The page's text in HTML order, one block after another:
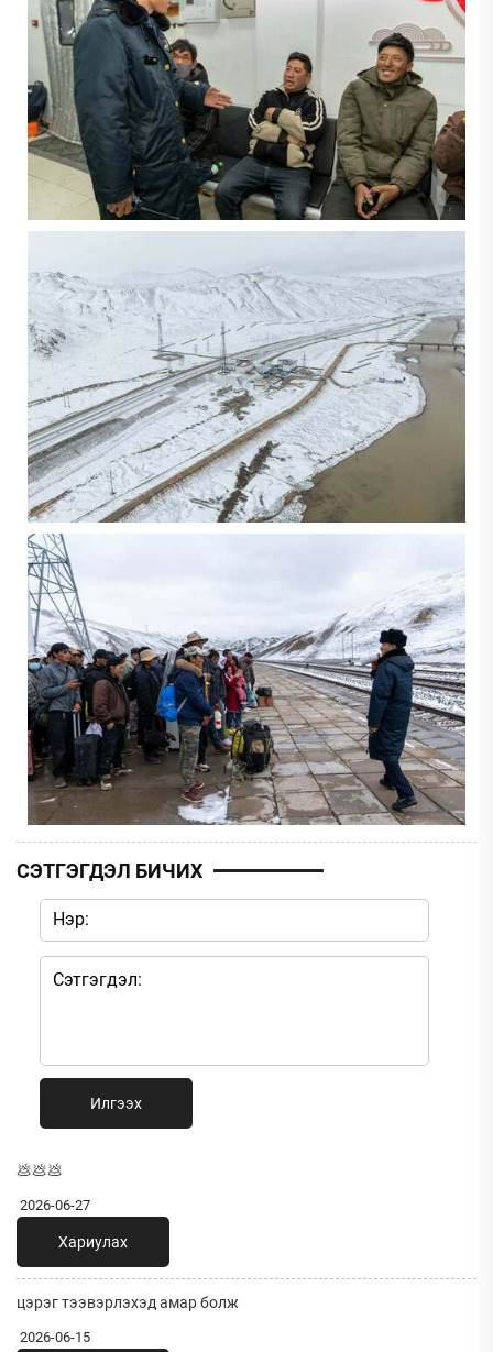
СЭТГЭГДЭЛ БИЧИХ
Илгээх
💩💩💩
2026-06-27
Хариулах
цэрэг тээвэрлэхэд амар болж
2026-06-15